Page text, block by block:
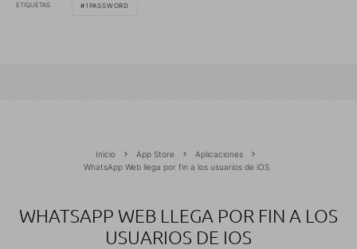
ETIQUETAS 1PASSWORD
Inicio App Store
Aplicaciones
WhatsApp Web llega por fin a los usuarios de iOS
WHATSAPP WEB LLEGA POR FIN A LOS
USUARIOS DE IOS